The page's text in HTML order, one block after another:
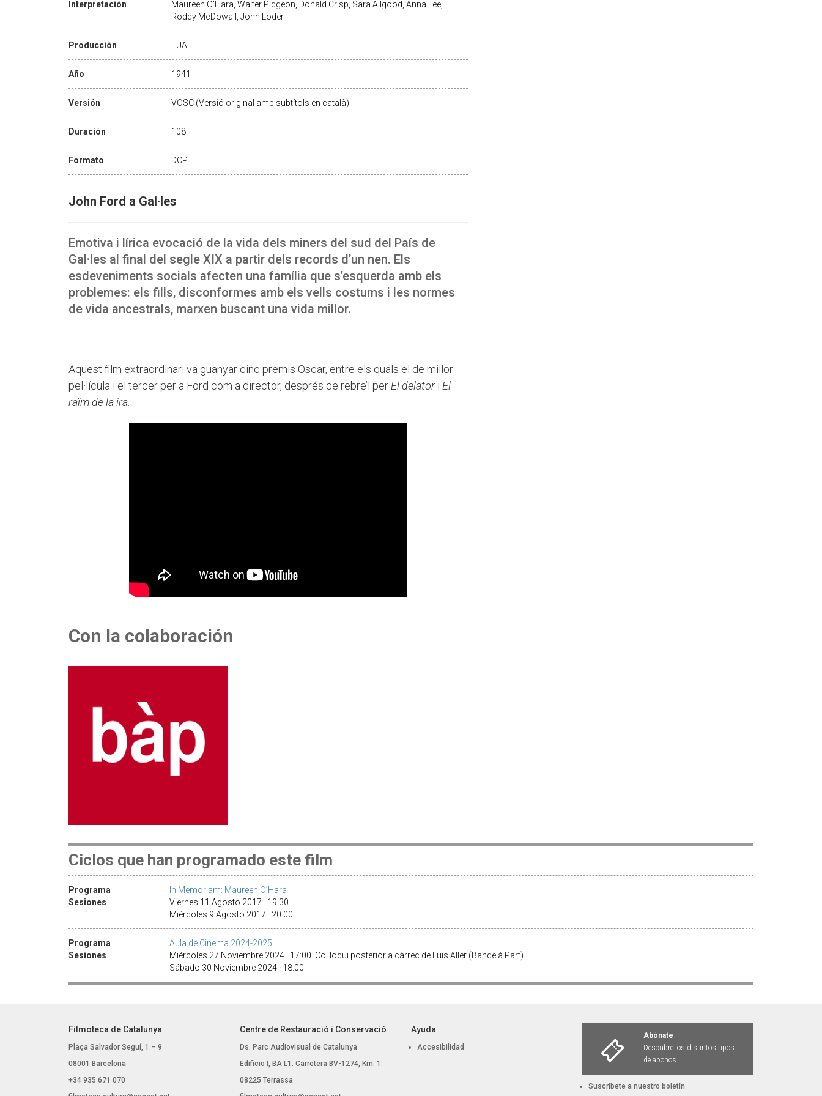
Interpretación
Maureen O’Hara, Walter Pidgeon, Donald Crisp, Sara Allgood, Anna Lee,
Roddy McDowall, John Loder
Producción EUA
Año 1941
Versión VOSC (Versió original amb subtítols en català)
Duración 108'
Formato DCP
John Ford a Gal·les
Emotiva i lírica evocació de la vida dels miners del sud del País de
Gal·les al final del segle XIX a partir dels records d’un nen. Els
esdeveniments socials afecten una família que s’esquerda amb els
problemes: els fills, disconformes amb els vells costums i les normes
de vida ancestrals, marxen buscant una vida millor.
Aquest film extraordinari va guanyar cinc premis Oscar, entre els quals el de millor
pel·lícula i el tercer per a Ford com a director, després de rebre’l per El delatori El
raïm de la ira
Con la colaboración
Ciclos que han programado este film
Programa
In Memoriam: Maureen O’Hara
Sesiones
Viernes 11 Agosto 2017 · 19:30
Miércoles 9 Agosto 2017 · 20:00
Programa
Aula de Cinema 2024-2025
Sesiones
Miércoles 27 Noviembre 2024 · 17:00 Col·loqui posterior a càrrec de Luis Aller (Bande à Part)
Sábado 30 Noviembre 2024 · 18:00
Filmoteca de Catalunya
Plaça Salvador Seguí, 1 – 9
08001 Barcelona
+34 935 671 070
Centre de Restauració i Conservació
Ds. Parc Audiovisual de Catalunya
Edificio I, BA L1. Carretera BV-1274, Km. 1
08225 Terrassa
Ayuda
Accesibilidad
Abónate
Descubre los distintos tipos
de abonos
Suscríbete a nuestro boletín